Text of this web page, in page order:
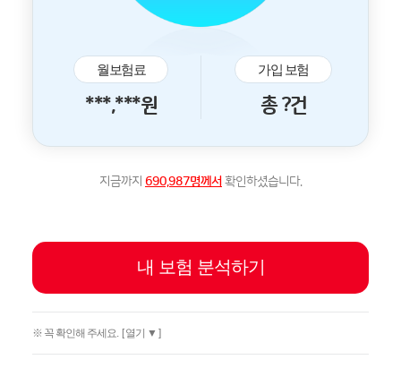
월보험료
***,***원
가입 보험
총 ?건
지금까지 690,987명께서 확인하셨습니다.
내 보험 분석하기
※ 꼭 확인해 주세요. [ 열기 ▼ ]